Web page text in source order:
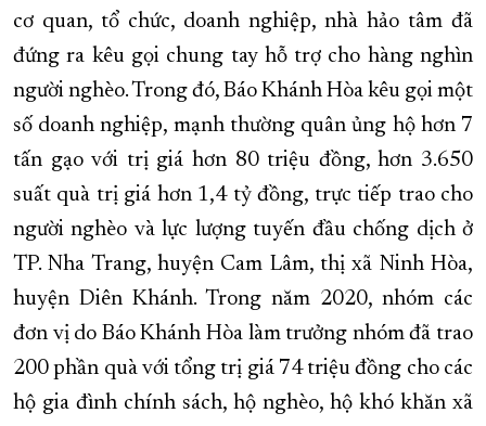
cơ quan, tổ chức, doanh nghiệp, nhà hảo tâm đã
đứng ra kêu gọi chung tay hỗ trợ cho hàng nghìn
người nghèo. Trong đó, Báo Khánh Hòa kêu gọi một
số doanh nghiệp, mạnh thường quân ủng hộ hơn 7
tấn gạo với trị giá hơn 80 triệu đồng, hơn 3.650
suất quà trị giá hơn 1,4 tỷ đồng, trực tiếp trao cho
người nghèo và lực lượng tuyến đầu chống dịch ở
TP. Nha Trang, huyện Cam Lâm, thị xã Ninh Hòa,
huyện Diên Khánh. Trong năm 2020, nhóm các
đơn vị do Báo Khánh Hòa làm trưởng nhóm đã trao
200 phần quà với tổng trị giá 74 triệu đồng cho các
hộ gia đình chính sách, hộ nghèo, hộ khó khăn xã